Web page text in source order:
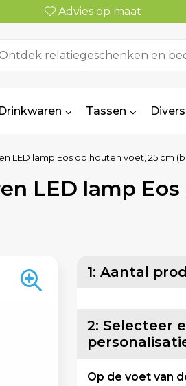
Advies op maat
Drinkwaren Tassen
LED lamp Eos op houten voet, 25 cm
LED lamp
1: Aantal
2: Selecteer
Op de voet van